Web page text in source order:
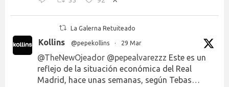
La Galerna Retuiteado
Kollins @pepekollins · 29 Mar
@TheNewOjeador @pepealvarezzz Este es un
reflejo de la situación económica del Real
Madrid, hace unas semanas, según Tebas…